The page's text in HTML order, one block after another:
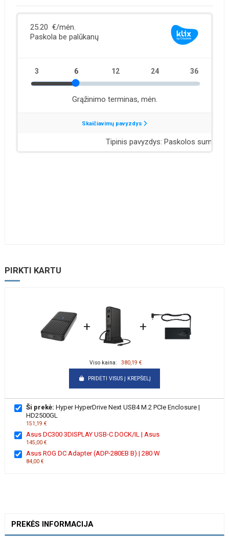
PIRKTI KARTU
+ +
Viso kaina: 380,19 €
PRIDĖTI VISUS Į KREPŠELĮ
Ši prekė: Hyper HyperDrive Next USB4 M.2 PCIe Enclosure |
HD2500GL
151,19 €
Asus DC300 3DISPLAY USB-C DOCK/IL | Asus
145,00 €
Asus ROG DC Adapter (ADP-280EB B) | 280 W
84,00 €
PREKĖS INFORMACIJA